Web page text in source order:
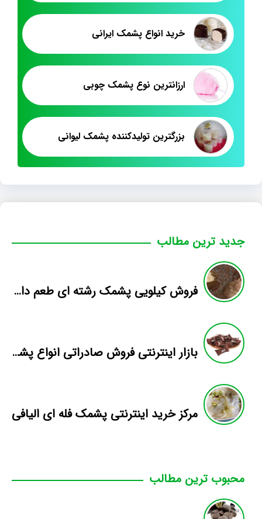
خرید انواع پشمک ایرانی
ارزانترین نوع پشمک چوبی
بزرگترین تولیدکننده پشمک لیوانی
جدید ترین مطالب
فروش کیلویی پشمک رشته ای طعم دار میوه
بازار اینترنتی فروش صادراتی انواع پشمک الیافی/شکلاتی
مرکز خرید اینترنتی پشمک فله ای الیافی
محبوب ترین مطالب